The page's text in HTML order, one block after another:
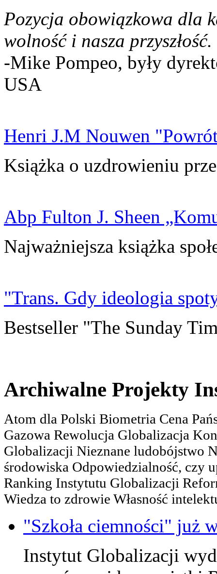
Pozycja obowiązkowa dla
wolność i nasza przyszłość.
-Mike Pompeo, były
USA
Henri J.M Nouwen
Książka o uzdrowieniu
Abp Fulton J. Sheen
Najważniejsza książka
"Trans. Gdy ideologia
Bestseller "The Sunday
Archiwalne Projekty
Atom dla Polski Biometria Cena
Gazowa Rewolucja Globalizacja
Globalizacji Nieznane ludobójstwo
środowiska Odpowiedzialność, czy
Ranking Instytutu Globalizacji
Wiedza to zdrowie Własność
"Szkoła ciemności" już
Instytut Globalizacji